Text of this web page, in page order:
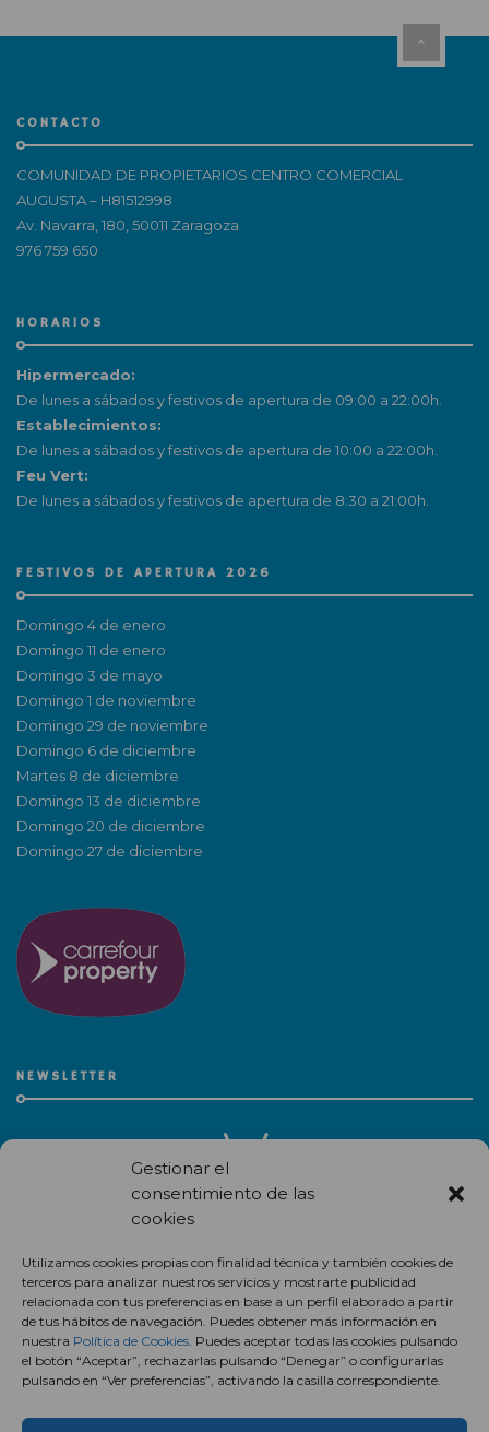
Gestionar el
consentimiento de las
cookies
Utilizamos cookies propias con finalidad técnica y también cookies de
terceros para analizar nuestros servicios y mostrarte publicidad
relacionada con tus preferencias en base a un perfil elaborado a partir
de tus hábitos de navegación. Puedes obtener más información en
nuestra Política de Cookies. Puedes aceptar todas las cookies pulsando
el botón “Aceptar”, rechazarlas pulsando “Denegar” o configurarlas
pulsando en “Ver preferencias”, activando la casilla correspondiente.
CONTACTO
COMUNIDAD DE PROPIETARIOS CENTRO COMERCIAL
AUGUSTA – H81512998
Av. Navarra, 180, 50011 Zaragoza
976 759 650
HORARIOS
Hipermercado:
De lunes a sábados y festivos de apertura de 09:00 a 22:00h.
Establecimientos:
De lunes a sábados y festivos de apertura de 10:00 a 22:00h.
Feu Vert:
De lunes a sábados y festivos de apertura de 8:30 a 21:00h.
FESTIVOS DE APERTURA 2026
Domingo 4 de enero
Domingo 11 de enero
Domingo 3 de mayo
Domingo 1 de noviembre
Domingo 29 de noviembre
Domingo 6 de diciembre
Martes 8 de diciembre
Domingo 13 de diciembre
Domingo 20 de diciembre
Domingo 27 de diciembre
NEWSLETTER
centro comercial.
Suscríbete